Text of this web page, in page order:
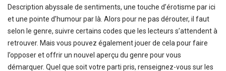
Description abyssale de sentiments, une touche d’érotisme par ici
et une pointe d’humour par là. Alors pour ne pas dérouter, il faut
selon le genre, suivre certains codes que les lecteurs s’attendent à
retrouver. Mais vous pouvez également jouer de cela pour faire
l’opposer et offrir un nouvel aperçu du genre pour vous
démarquer. Quel que soit votre parti pris, renseignez-vous sur les